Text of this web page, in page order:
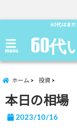
60代はまだ
menu 60代
ホーム 投資
本日の相
2023/10/16